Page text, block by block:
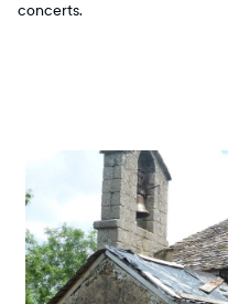
concerts.